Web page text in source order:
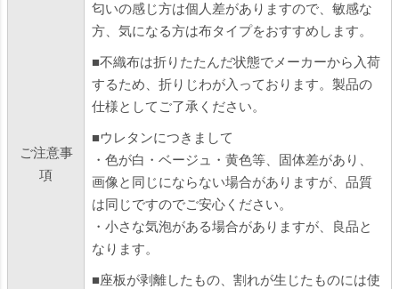
ご注意事
項
匂いの感じ方は個人差がありますので、敏感な
方、気になる方は布タイプをおすすめします。
■不織布は折りたたんだ状態でメーカーから入荷
するため、折りじわが入っております。製品の
仕様としてご了承ください。
■ウレタンにつきまして
・色が白・ベージュ・黄色等、固体差があり、
画像と同じにならない場合がありますが、品質
は同じですのでご安心ください。
・小さな気泡がある場合がありますが、良品と
なります。
■座板が剥離したもの、割れが生じたものには使